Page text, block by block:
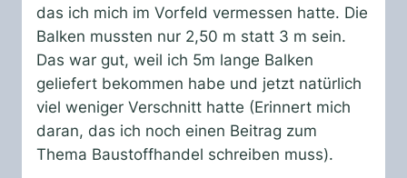
das ich mich im Vorfeld vermessen hatte. Die
Balken mussten nur 2,50 m statt 3 m sein.
Das war gut, weil ich 5m lange Balken
geliefert bekommen habe und jetzt natürlich
viel weniger Verschnitt hatte (Erinnert mich
daran, das ich noch einen Beitrag zum
Thema Baustoffhandel schreiben muss).